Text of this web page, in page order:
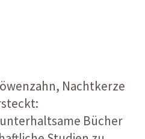
Nachtkerze
Bücher